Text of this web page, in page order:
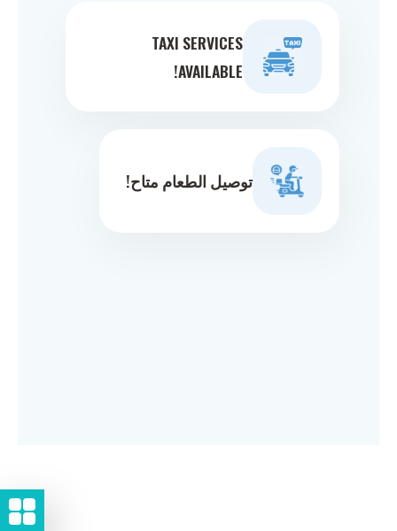
TAXI SERVICES
AVAILABLE!
توصيل الطعام متاح!